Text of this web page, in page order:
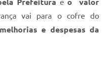
Prefeitura e o valor
vai para o cofre do
melhorias e despesas da